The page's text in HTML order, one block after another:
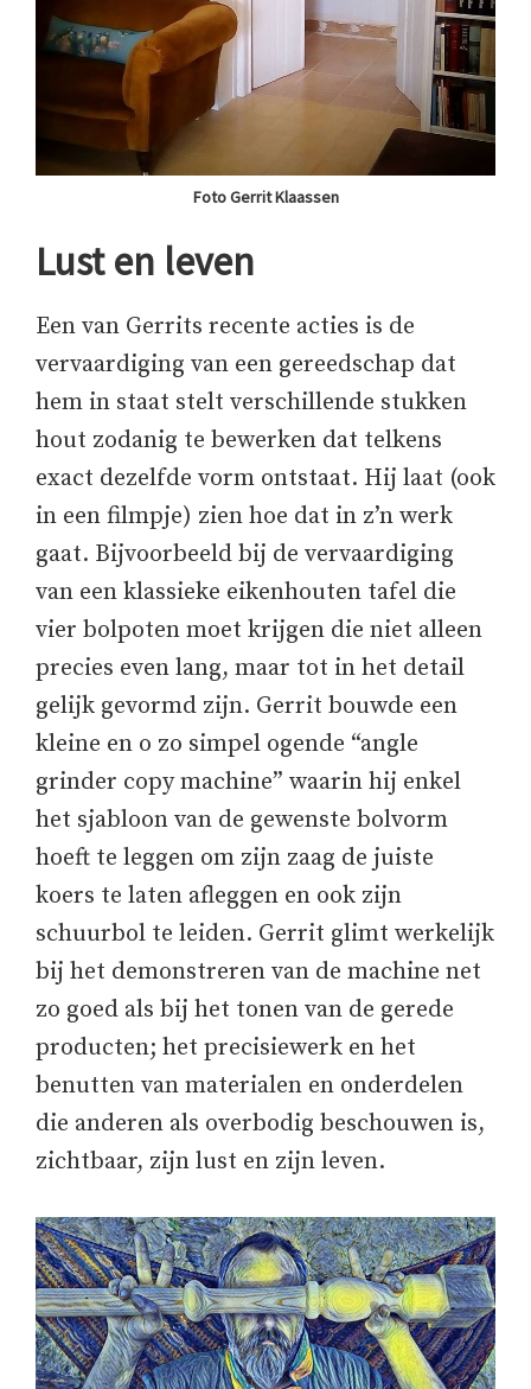
Foto Gerrit Klaassen
Lust en leven
Een van Gerrits recente acties is de
vervaardiging van een gereedschap dat
hem in staat stelt verschillende stukken
hout zodanig te bewerken dat telkens
exact dezelfde vorm ontstaat. Hij laat (ook
in een filmpje) zien hoe dat in z’n werk
gaat. Bijvoorbeeld bij de vervaardiging
van een klassieke eikenhouten tafel die
vier bolpoten moet krijgen die niet alleen
precies even lang, maar tot in het detail
gelijk gevormd zijn. Gerrit bouwde een
kleine en o zo simpel ogende “angle
grinder copy machine” waarin hij enkel
het sjabloon van de gewenste bolvorm
hoeft te leggen om zijn zaag de juiste
koers te laten afleggen en ook zijn
schuurbol te leiden. Gerrit glimt werkelijk
bij het demonstreren van de machine net
zo goed als bij het tonen van de gerede
producten; het precisiewerk en het
benutten van materialen en onderdelen
die anderen als overbodig beschouwen is,
zichtbaar, zijn lust en zijn leven.